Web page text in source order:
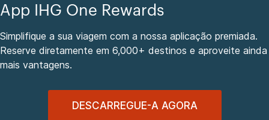
App IHG One Rewards
Simplifique a sua viagem com a nossa aplicação premiada.
Reserve diretamente em 6,000+ destinos e aproveite ainda
mais vantagens.
DESCARREGUE-A AGORA